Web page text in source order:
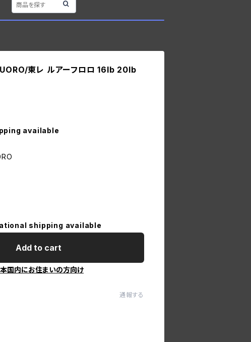
東レ ルアーフロロ 16lb 20lb
available
shipping available
Add to cart
国内にお住まいの方向け
通報する